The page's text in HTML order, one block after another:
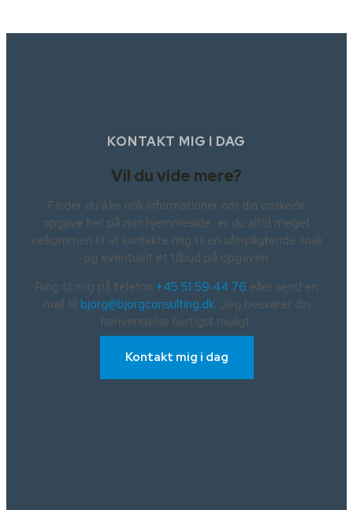
KONTAKT MIG I DAG
Vil du vide mere?
Finder du ikke nok informationer om din ønskede
opgave her på min hjemmeside, er du altid meget
velkommen til at kontakte mig til en uforpligtende snak
og eventuelt et tilbud på opgaven.
Ring til mig på telefon +45 51 59 44 76 eller send en
mail til bjorg@bjorgconsulting.dk. Jeg besvarer din
henvendelse hurtigst muligt.
Kontakt mig i dag